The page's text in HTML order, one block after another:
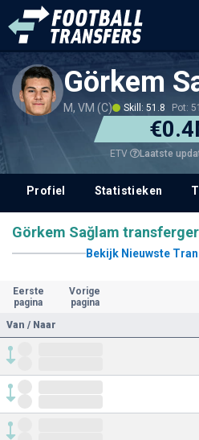
Görkem
M, VM (C) Skill: 51.8 Pot:
ETV Laatste
Profiel Statistieken
Görkem Sağlam
Bekijk Nieuwste
Eerste
pagina
Vorige
pagina
Van / Naar